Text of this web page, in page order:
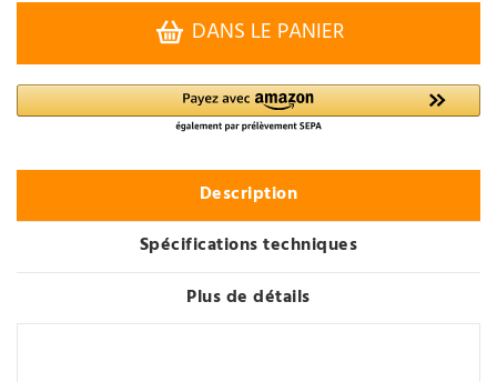
DANS LE PANIER
Description
Spécifications techniques
Plus de détails